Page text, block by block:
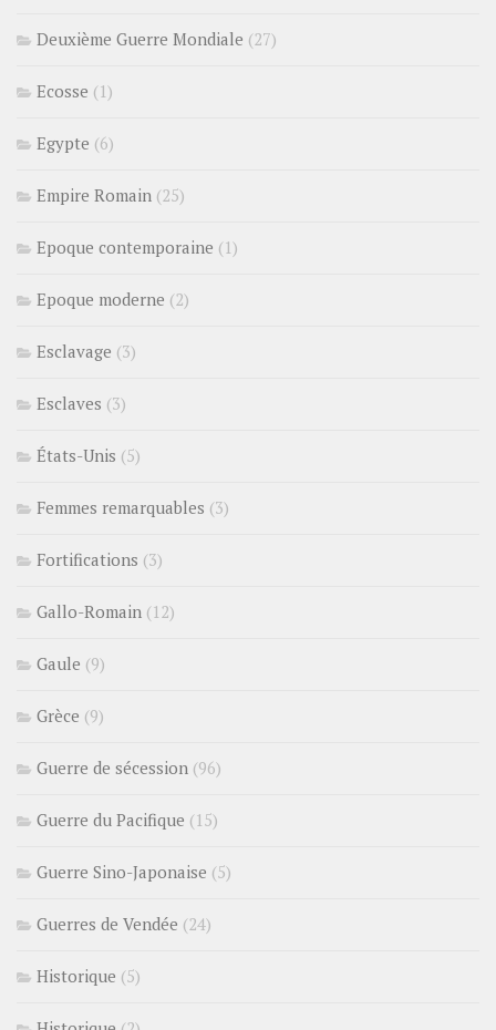
Deuxième Guerre Mondiale (27)
Ecosse (1)
Egypte (6)
Empire Romain (25)
Epoque contemporaine (1)
Epoque moderne (2)
Esclavage (3)
Esclaves (3)
États-Unis (5)
Femmes remarquables (3)
Fortifications (3)
Gallo-Romain (12)
Gaule (9)
Grèce (9)
Guerre de sécession (96)
Guerre du Pacifique (15)
Guerre Sino-Japonaise (5)
Guerres de Vendée (24)
Historique (5)